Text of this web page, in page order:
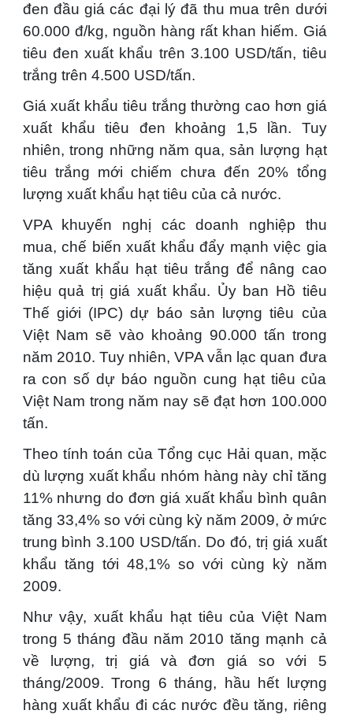
đen đầu giá các đại lý đã thu mua trên dưới
60.000 đ/kg, nguồn hàng rất khan hiếm. Giá
tiêu đen xuất khẩu trên 3.100 USD/tấn, tiêu
trắng trên 4.500 USD/tấn.
Giá xuất khẩu tiêu trắng thường cao hơn giá
xuất khẩu tiêu đen khoảng 1,5 lần. Tuy
nhiên, trong những năm qua, sản lượng hạt
tiêu trắng mới chiếm chưa đến 20% tổng
lượng xuất khẩu hạt tiêu của cả nước.
VPA khuyến nghị các doanh nghiệp thu
mua, chế biến xuất khẩu đẩy mạnh việc gia
tăng xuất khẩu hạt tiêu trắng để nâng cao
hiệu quả trị giá xuất khẩu. Ủy ban Hồ tiêu
Thế giới (IPC) dự báo sản lượng tiêu của
Việt Nam sẽ vào khoảng 90.000 tấn trong
năm 2010. Tuy nhiên, VPA vẫn lạc quan đưa
ra con số dự báo nguồn cung hạt tiêu của
Việt Nam trong năm nay sẽ đạt hơn 100.000
tấn.
Theo tính toán của Tổng cục Hải quan, mặc
dù lượng xuất khẩu nhóm hàng này chỉ tăng
11% nhưng do đơn giá xuất khẩu bình quân
tăng 33,4% so với cùng kỳ năm 2009, ở mức
trung bình 3.100 USD/tấn. Do đó, trị giá xuất
khẩu tăng tới 48,1% so với cùng kỳ năm
2009.
Như vậy, xuất khẩu hạt tiêu của Việt Nam
trong 5 tháng đầu năm 2010 tăng mạnh cả
về lượng, trị giá và đơn giá so với 5
tháng/2009. Trong 6 tháng, hầu hết lượng
hàng xuất khẩu đi các nước đều tăng, riêng